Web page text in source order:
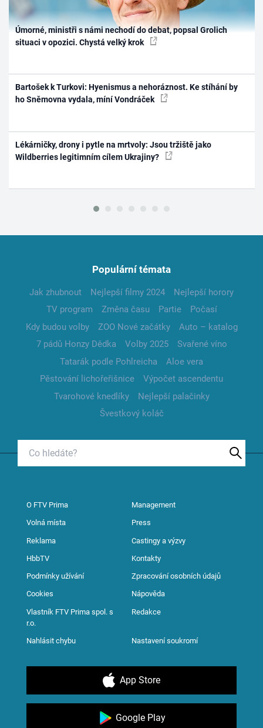
Úmorné, ministři s námi nechodí do debat, popsal Grolich
situaci v opozici. Chystá velký krok
Bartošek k Turkovi: Hyenismus a nehoráznost. Ke stíhání by
ho Sněmovna vydala, míní Vondráček
Lékárničky, drony i pytle na mrtvoly: Jsou tržiště jako
Wildberries legitimním cílem Ukrajiny?
Populární témata
Jak zhubnout Nejlepší filmy 2024
Nejlepší horory
TV program
Změna času Partie
Počasí
Kdy budou volby
ZOO Nové začátky
Auto – katalog
7 pádů Honzy Dědka
Volby 2025
Svařené víno
Tatarák podle Pohlreicha
Aloe vera
Pěstování lichořeřišnice
Výpočet ascendentu
Tvarohové knedlíky
Nejlepší palačinky
Švestkový koláč
O FTV Prima Management
Volná místa Press
Reklama Castingy a výzvy
HbbTV Kontakty
Podmínky užívání Zpracování osobních údajů
Cookies Nápověda
Vlastník FTV Prima spol. s
r.o.
Redakce
Nahlásit chybu Nastavení soukromí
App Store
Google Play